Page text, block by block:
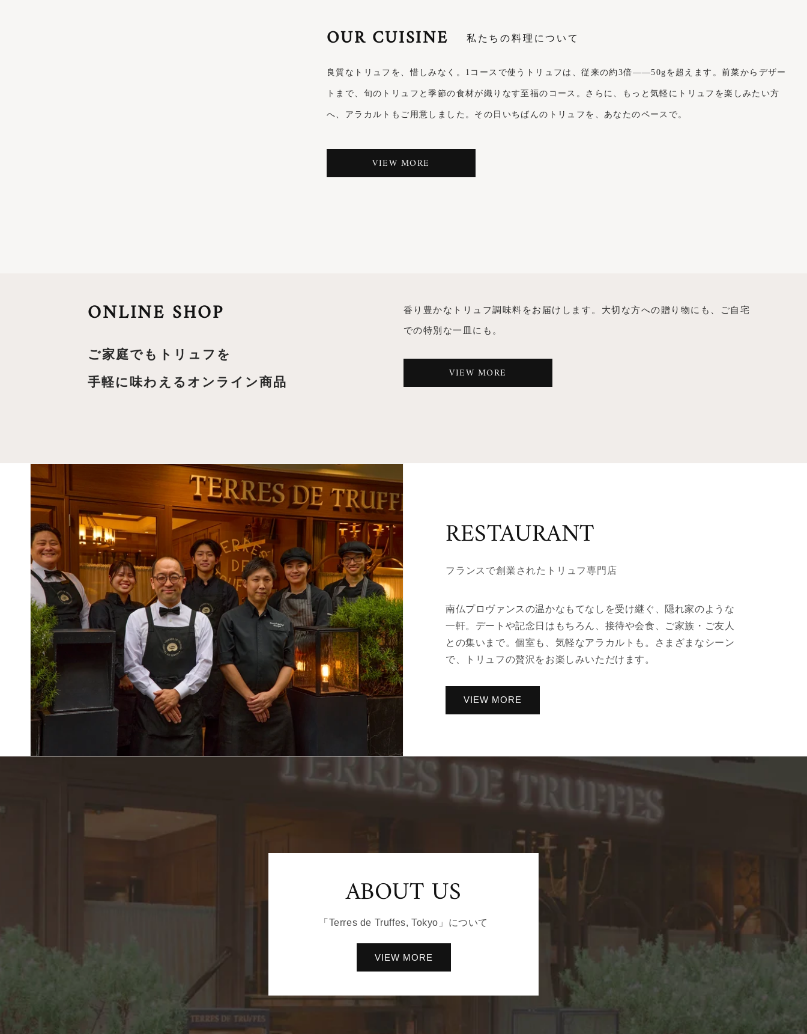
OUR CUISINE
良質なトリュフを、惜しみなく。1コースで使うトリュフは、従来の約3倍――50gを超えます。前菜からデザー
トまで、旬のトリュフと季節の食材が織りなす至福のコース。さらに、もっと気軽にトリュフを楽しみたい方
へ、アラカルトもご用意しました。その日いちばんのトリュフを、あなたのペースで。
VIEW MORE
ONLINE SHOP
ご家庭でもトリュフを
手軽に味わえるオンライン商品
香り豊かなトリュフ調味料をお届けします。大切な方への贈り物にも、ご自宅
での特別な一皿にも。
VIEW MORE
RESTAURANT
フランスで創業されたトリュフ専門店
南仏プロヴァンスの温かなもてなしを受け継ぐ、隠れ家のような
一軒。デートや記念日はもちろん、接待や会食、ご家族・ご友人
との集いまで。個室も、気軽なアラカルトも。さまざまなシーン
で、トリュフの贅沢をお楽しみいただけます。
VIEW MORE
ABOUT US
「Terres de Truffes, Tokyo」について
VIEW MORE